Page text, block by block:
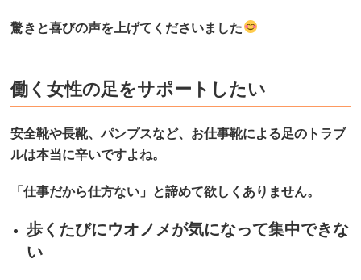
驚きと喜びの声を上げてくださいました
働く女性の足をサポートしたい
安全靴や長靴、パンプスなど、お仕事靴による足のトラブ
ルは本当に辛いですよね。
「仕事だから仕方ない」と諦めて欲しくありません。
歩くたびにウオノメが気になって集中できな
い